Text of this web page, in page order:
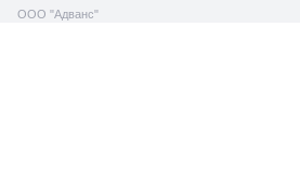
ООО "Адванс"